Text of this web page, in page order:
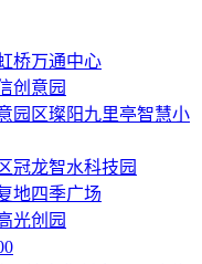
桥万通中心
创意园
璨阳九里亭智慧小
冠龙智水科技园
地四季广场
光创园